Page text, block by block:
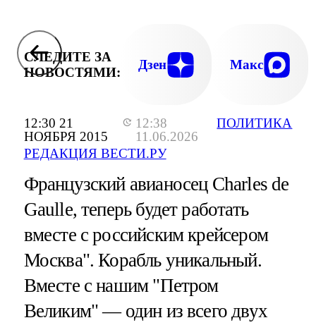
12:30 21
НОЯБРЯ 2015
12:38
11.06.2026
РЕДАКЦИЯ ВЕСТИ.РУ
ПОЛИТИКА
СЛЕДИТЕ ЗА
НОВОСТЯМИ:
Дзен Макс
Французский авианосец Charles de
Gaulle, теперь будет работать
вместе с российским крейсером
Москва". Корабль уникальный.
Вместе с нашим "Петром
Великим" — один из всего двух